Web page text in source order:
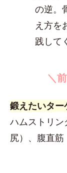
の逆。
え方を
践して
＼
鍛えたいター
ハムストリ
尻）、腹直筋